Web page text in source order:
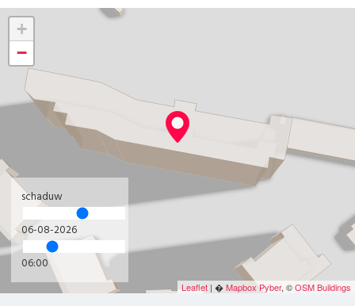
+
−
Leaflet | �Mapbox Pyber, ©OSM Buildings
schaduw
06-08-2026
06:00